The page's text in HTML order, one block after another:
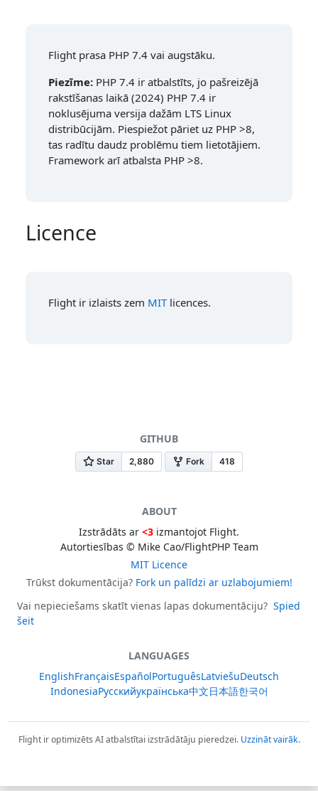
Flight prasa PHP 7.4 vai augstāku.
Piezīme: PHP 7.4 ir atbalstīts, jo pašreizējā
rakstīšanas laikā (2024) PHP 7.4 ir
noklusējuma versija dažām LTS Linux
distribūcijām. Piespiežot pāriet uz PHP >8,
tas radītu daudz problēmu tiem lietotājiem.
Framework arī atbalsta PHP >8.
Licence
Flight ir izlaists zem MITlicences.
GITHUB
ABOUT
Izstrādāts ar <3 izmantojot Flight.
Autortiesības © Mike Cao/FlightPHP Team
MIT Licence
Trūkst dokumentācija? Fork un palīdzi ar uzlabojumiem!
Vai nepieciešams skatīt vienas lapas dokumentāciju? Spied
šeit
LANGUAGES
EnglishFrançaisEspañolPortuguêsLatviešuDeutsch
IndonesiaРусскийукраїнська中文日本語한국어
Flight ir optimizēts AI atbalstītai izstrādātāju pieredzei. Uzzināt vairāk.